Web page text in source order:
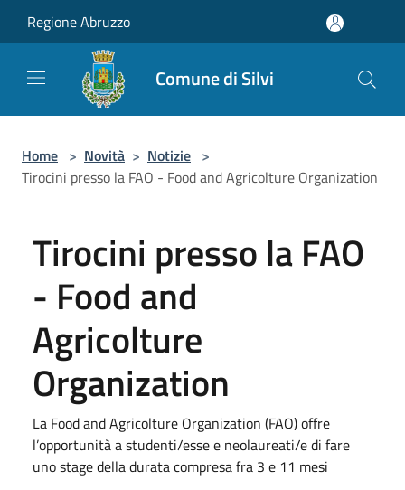
Regione Abruzzo
Comune di Silvi
Home > Novità > Notizie >
Tirocini presso la FAO - Food and Agricolture Organization
Tirocini presso la FAO
- Food and
Agricolture
Organization
La Food and Agricolture Organization (FAO) offre
l’opportunità a studenti/esse e neolaureati/e di fare
uno stage della durata compresa fra 3 e 11 mesi